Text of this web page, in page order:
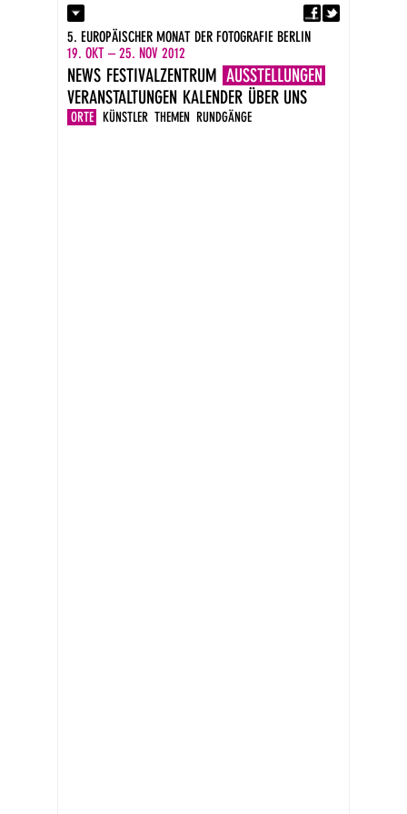
Kontakt
Presse
Impressum
DE
EN
5. EUROPÄISCHER MONAT DER FOTOGRAFIE BERLIN
19. OKT – 25. NOV 2012
NEWS FESTIVALZENTRUM AUSSTELLUNGEN
ORTE KÜNSTLER THEMEN RUNDGÄNGE
VERANSTALTUNGEN KALENDER ÜBER UNS